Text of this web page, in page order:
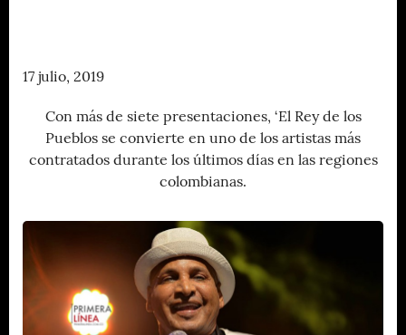
17 julio, 2019
Con más de siete presentaciones, ‘El Rey de los
Pueblos se convierte en uno de los artistas más
contratados durante los últimos días en las regiones
colombianas.